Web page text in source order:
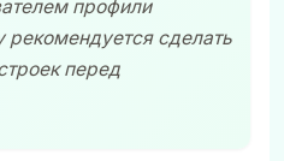
профили
рекомендуется сделать
перед